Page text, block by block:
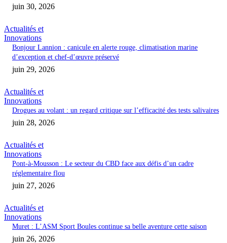
juin 30, 2026
Actualités et
Innovations
Bonjour Lannion : canicule en alerte rouge, climatisation marine
d’exception et chef-d’œuvre préservé
juin 29, 2026
Actualités et
Innovations
Drogues au volant : un regard critique sur l’efficacité des tests salivaires
juin 28, 2026
Actualités et
Innovations
Pont-à-Mousson : Le secteur du CBD face aux défis d’un cadre
réglementaire flou
juin 27, 2026
Actualités et
Innovations
Muret : L’ASM Sport Boules continue sa belle aventure cette saison
juin 26, 2026